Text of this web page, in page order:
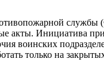
акты. Инициатива
воинских
только на